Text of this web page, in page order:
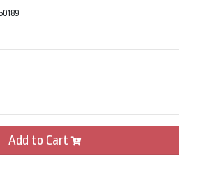
Add to Cart